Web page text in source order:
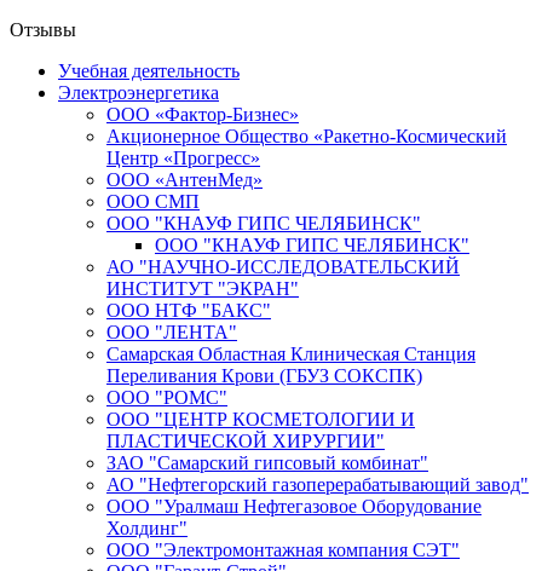
Отзывы
Учебная деятельность
Электроэнергетика
ООО «Фактор-Бизнес»
Акционерное Общество «Ракетно-Космический
Центр «Прогресс»
ООО «АнтенМед»
ООО СМП
ООО "КНАУФ ГИПС ЧЕЛЯБИНСК"
ООО "КНАУФ ГИПС ЧЕЛЯБИНСК"
АО "НАУЧНО-ИССЛЕДОВАТЕЛЬСКИЙ
ИНСТИТУТ "ЭКРАН"
ООО НТФ "БАКС"
ООО "ЛЕНТА"
Самарская Областная Клиническая Станция
Переливания Крови (ГБУЗ СОКСПК)
ООО "РОМС"
ООО "ЦЕНТР КОСМЕТОЛОГИИ И
ПЛАСТИЧЕСКОЙ ХИРУРГИИ"
ЗАО "Самарский гипсовый комбинат"
АО "Нефтегорский газоперерабатывающий завод"
ООО "Уралмаш Нефтегазовое Оборудование
Холдинг"
ООО "Электромонтажная компания СЭТ"